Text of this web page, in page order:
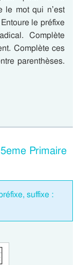
le mot qui n’est
le préfixe
Complète
Complète ces
parenthèses.
Primaire
suffixe :